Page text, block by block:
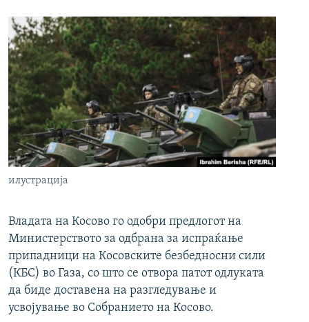
илустрација
Владата на Косово го одобри предлогот на
Министерството за одбрана за испраќање
припадници на Косовските безбедносни сили
(КБС) во Газа, со што се отвора патот одлуката
да биде доставена на разгледување и
усвојување во Собранието на Косово.